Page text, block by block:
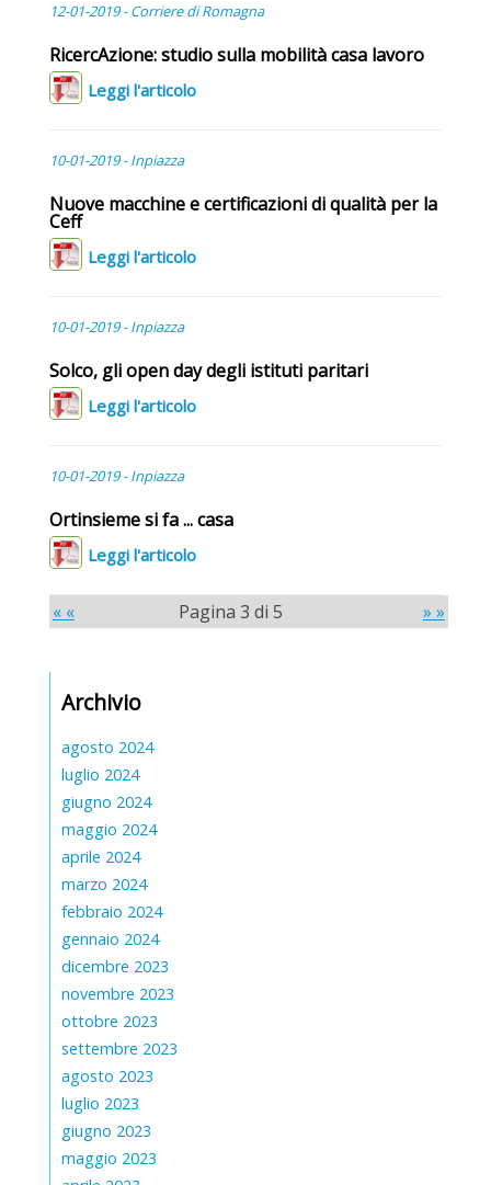
12-01-2019 - Corriere di Romagna
RicercAzione: studio sulla mobilità casa lavoro
Leggi l'articolo
10-01-2019 - Inpiazza
Nuove macchine e certificazioni di qualità per la
Ceff
Leggi l'articolo
10-01-2019 - Inpiazza
Solco, gli open day degli istituti paritari
Leggi l'articolo
10-01-2019 - Inpiazza
Ortinsieme si fa ... casa
Leggi l'articolo
« « Pagina 3 di 5 » »
Archivio
agosto 2024
luglio 2024
giugno 2024
maggio 2024
aprile 2024
marzo 2024
febbraio 2024
gennaio 2024
dicembre 2023
novembre 2023
ottobre 2023
settembre 2023
agosto 2023
luglio 2023
giugno 2023
maggio 2023